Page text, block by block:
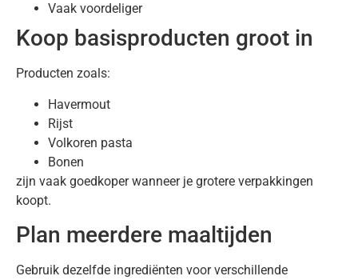
Vaak voordeliger
Koop basisproducten groot in
Producten zoals:
Havermout
Rijst
Volkoren pasta
Bonen
zijn vaak goedkoper wanneer je grotere verpakkingen
koopt.
Plan meerdere maaltijden
Gebruik dezelfde ingrediënten voor verschillende